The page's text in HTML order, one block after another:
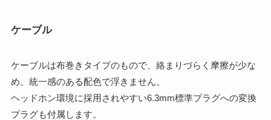
ケーブル
ケーブルは布巻きタイプのもので、絡まりづらく摩擦が少な
め。統一感のある配色で浮きません。
ヘッドホン環境に採用されやすい6.3mm標準プラグへの変換
プラグも付属します。